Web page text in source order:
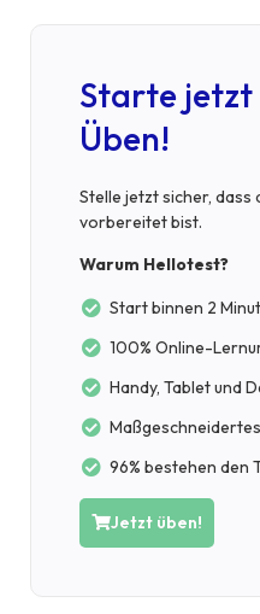
Starte jetzt
Üben!
Stelle jetzt sicher, dass
vorbereitet bist.
Warum Hellotest?
Start binnen 2
100% Online-
Handy, Tablet und
96% bestehen den
Jetzt üben!